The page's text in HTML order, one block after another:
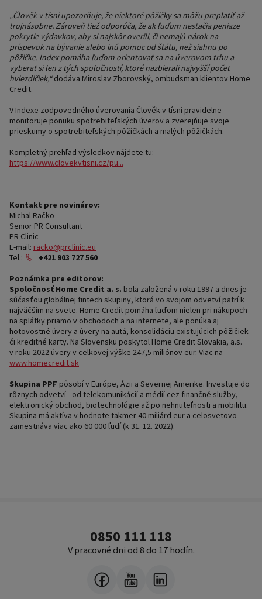
„Člověk v tísni upozorňuje, že niektoré pôžičky sa môžu preplatiť až
trojnásobne. Zároveň tiež odporúča, že ak ľuďom nestačia peniaze
pokrytie výdavkov, aby si najskôr overili, či nemajú nárok na
príspevok na bývanie alebo inú pomoc od štátu, než siahnu po
pôžičke. Index pomáha ľuďom orientovať sa na úverovom trhu a
vyberať si len z tých spoločností, ktoré nazbierali najvyšší počet
hviezdičiek,“dodáva Miroslav Zborovský, ombudsman klientov Home
Credit.
V Indexe zodpovedného úverovania Člověk v tísni pravidelne
monitoruje ponuku spotrebiteľských úverov a zverejňuje svoje
prieskumy o spotrebiteľských pôžičkách a malých pôžičkách.
Kompletný prehľad výsledkov nájdete tu:
https://www.clovekvtisni.cz/pu...
Kontakt pre novinárov:
Michal Račko
Senior PR Consultant
PR Clinic
E-mail: racko@prclinic.eu
Tel.:
+421 903 727 560
Poznámka pre editorov:
Spoločnosť Home Credit a. s. bola založená v roku 1997 a dnes je
súčasťou globálnej fintech skupiny, ktorá vo svojom odvetví patrí k
najväčším na svete. Home Credit pomáha ľuďom nielen pri nákupoch
na splátky priamo v obchodoch a na internete, ale ponúka aj
hotovostné úvery a úvery na autá, konsolidáciu existujúcich pôžičiek
či kreditné karty. Na Slovensku poskytol Home Credit Slovakia, a.s.
v roku 2022 úvery v celkovej výške 247,5 miliónov eur. Viac na
www.homecredit.sk
Skupina PPF pôsobí v Európe, Ázii a Severnej Amerike. Investuje do
rôznych odvetví - od telekomunikácií a médií cez finančné služby,
elektronický obchod, biotechnológie až po nehnuteľnosti a mobilitu.
Skupina má aktíva v hodnote takmer 40 miliárd eur a celosvetovo
zamestnáva viac ako 60 000 ľudí (k 31. 12. 2022).
0850 111 118
V pracovné dni od 8 do 17 hodín.